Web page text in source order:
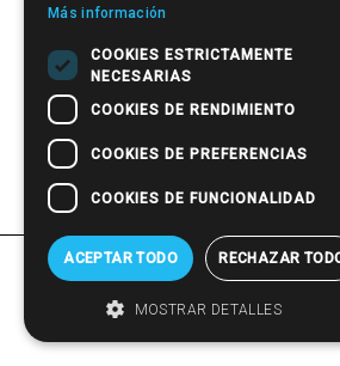
Stylo
autres produits deMatériel
CADEAU
Más información
COOKIES ESTRICTAMENTE
NECESARIAS
COOKIES DE RENDIMIENTO
COOKIES DE PREFERENCIAS
COOKIES DE FUNCIONALIDAD
ACEPTAR TODO RECHAZAR
MOSTRAR DETALLES